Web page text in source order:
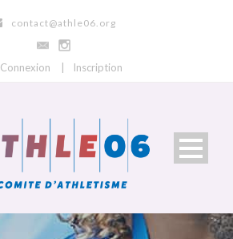
contact@athle06.org
Connexion Inscription